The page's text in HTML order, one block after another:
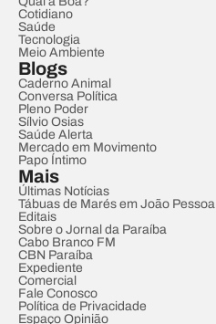
Cotidiano
Saúde
Tecnologia
Meio Ambiente
Blogs
Caderno Animal
Conversa Política
Pleno Poder
Sílvio Osias
Saúde Alerta
Mercado em Movimento
Papo Íntimo
Mais
Últimas Notícias
Tábuas de Marés em João Pessoa
Editais
Sobre o Jornal da Paraíba
Cabo Branco FM
CBN Paraíba
Expediente
Comercial
Fale Conosco
Política de Privacidade
Espaço Opinião